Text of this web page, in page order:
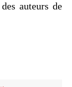
auteurs de